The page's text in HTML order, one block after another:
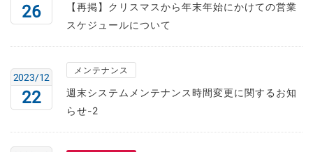
26
【再掲】クリスマスから年末年始にかけての営業
スケジュールについて
22
2023/12
メンテナンス
週末システムメンテナンス時間変更に関するお知
らせ-2